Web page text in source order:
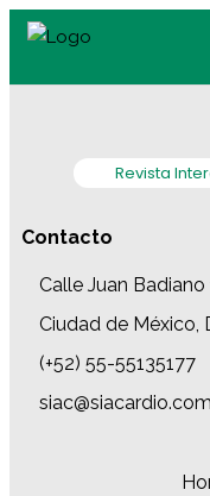
Revista
Contacto
Calle Juan Badiano
Ciudad de México,
(+52) 55-55135177
siac@siacardio.com